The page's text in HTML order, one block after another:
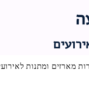
מארזים ומתנות